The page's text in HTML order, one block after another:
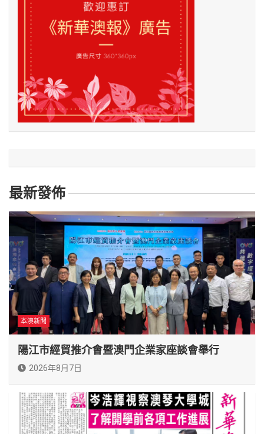
最新發佈
本澳新聞
陽江市經貿推介會暨澳門企業家座談會舉行
2026年8月7日